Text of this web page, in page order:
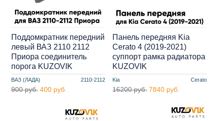
ВАЗ (ЛАДА) 2110-2112
Поддомкратник передний
левый ВАЗ 2110 2112
Приора соединитель
порога KUZOVIK
900 руб. 400 руб.
Kia Cerato
Панель передняя Kia
Cerato 4 (2019-2021)
суппорт рамка радиатора
KUZOVIK
16200 руб. 7840 руб.